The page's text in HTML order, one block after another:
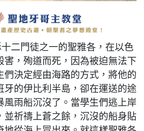
二門徒之一的聖雅各，在以色
害，殉道而死，因為被迫無法下
們決定經由海路的方式，將他的
牙的伊比利半島，卻在運送的途
風雨船沉沒了。當學生們逃上岸
並祈禱上蒼之餘，沉沒的船身貼